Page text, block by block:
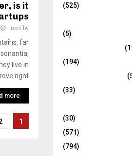
is it
by
root
far
live in
right
more
تعدد
1
(525)
(5)
(194)
(33)
(30)
(571)
(794)